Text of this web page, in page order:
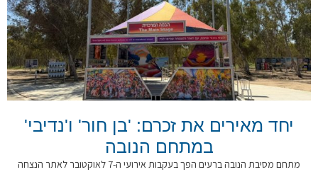
יחד מאירים את זכרם: 'בן חור' ו'נדיבי'
במתחם הנובה
מתחם מסיבת הנובה ברעים הפך בעקבות אירועי ה-7 לאוקטובר לאתר הנצחה